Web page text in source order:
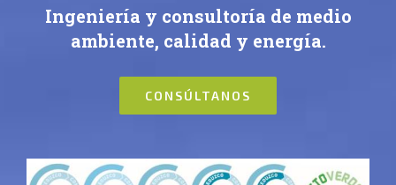
Ingeniería y consultoría de medio
ambiente, calidad y energía.
CONSÚLTANOS